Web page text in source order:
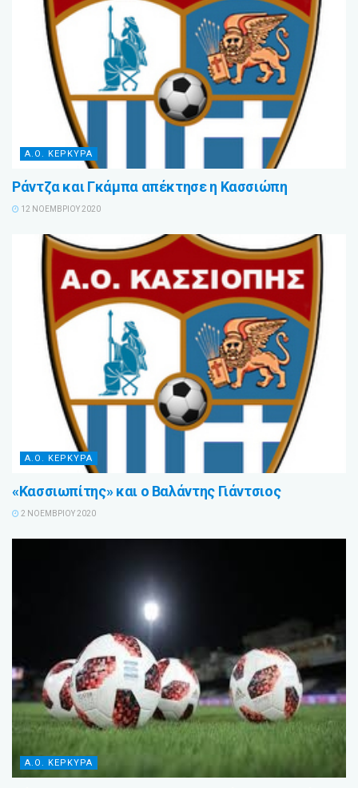
Α.Ο. ΚΕΡΚΥΡΑ
Ράντζα και Γκάμπα απέκτησε η Κασσιώπη
12 ΝΟΕΜΒΡΊΟΥ 2020
Α.Ο. ΚΕΡΚΥΡΑ
«Κασσιωπίτης» και ο Βαλάντης Γιάντσιος
2 ΝΟΕΜΒΡΊΟΥ 2020
Α.Ο. ΚΕΡΚΥΡΑ